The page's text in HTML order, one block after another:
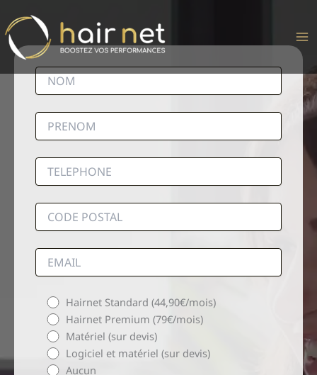
au
contenu
Hairnet Standard (44,90€/mois)
Hairnet Premium (79€/mois)
Matériel (sur devis)
Logiciel et matériel (sur devis)
Aucun